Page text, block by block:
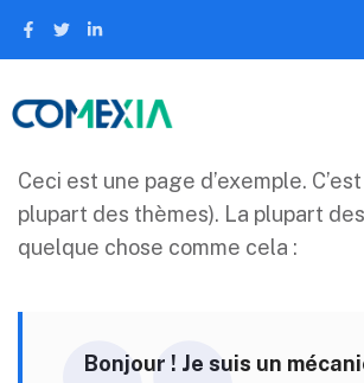
Ceci est une page d’exemple.
plupart des thèmes). La plupart
quelque chose comme cela :
Bonjour ! Je suis un